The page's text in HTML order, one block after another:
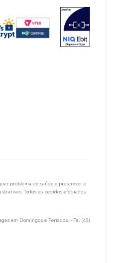
problema de saúde e prescrever o
Todos os pedidos efetuados
em Domingos e Feriados. - Tel (49)